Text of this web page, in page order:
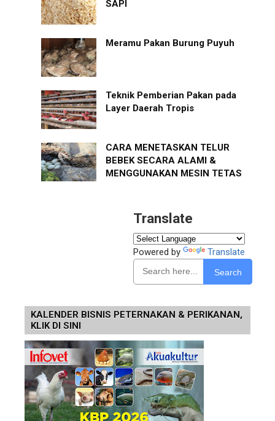
SAPI
Meramu Pakan Burung Puyuh
Teknik Pemberian Pakan pada
Layer Daerah Tropis
CARA MENETASKAN TELUR
BEBEK SECARA ALAMI &
MENGGUNAKAN MESIN TETAS
Translate
Powered by Translate
Search
KALENDER BISNIS PETERNAKAN & PERIKANAN,
KLIK DI SINI